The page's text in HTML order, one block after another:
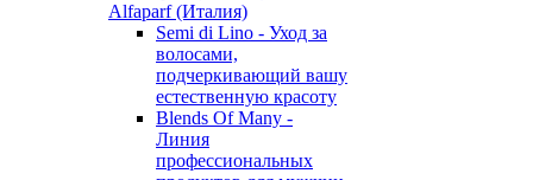
Alfaparf (Италия)
Semi di Lino - Уход за
волосами,
подчеркивающий вашу
естественную красоту
Blends Of Many -
Линия
профессиональных